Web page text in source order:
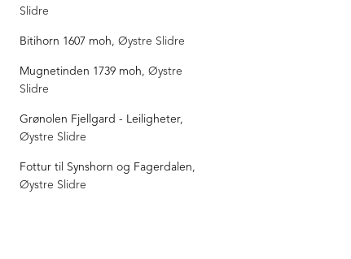
Slidre
Bitihorn 1607 moh , Øystre Slidre
Mugnetinden 1739 moh , Øystre
Slidre
Grønolen Fjellgard - Leiligheter,
Øystre Slidre
Fottur til Synshorn og Fagerdalen
Øystre Slidre